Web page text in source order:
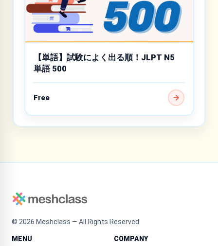
【単語】試験によく出る順！JLPT N5
単語 500
Free
© 2026 Meshclass — All Rights Reserved
MENU COMPANY